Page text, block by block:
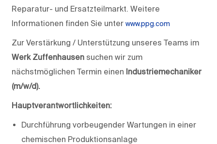
Reparatur- und Ersatzteilmarkt. Weitere
Informationen finden Sie unter www.ppg.com
Zur Verstärkung / Unterstützung unseres Teams im
Werk Zuffenhausen suchen wir zum
nächstmöglichen Termin einen Industriemechaniker
(m/w/d).
Hauptverantwortlichkeiten:
Durchführung vorbeugender Wartungen in einer
chemischen Produktionsanlage